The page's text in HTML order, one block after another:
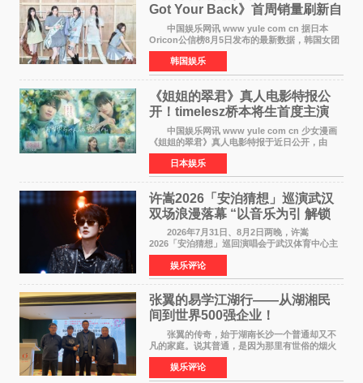
Got Your Back》首周销量刷新自
身纪录
中国娱乐网讯 www yule com cn 据日本
Oricon公信榜8月5日发布的最新数据，韩国女团
ILLIT在日本发行的第二张单曲《I Got Your
Back》首周销量达到71,009张，成功跻身最新一
期周单曲排行
韩国娱乐
《姐姐的翠君》真人电影特报公
开！timelesz桥本将生首度主演
12月4日上映
中国娱乐网讯 www yule com cn 少女漫画
《姐姐的翠君》真人电影特报于近日公开，由
timelesz成员桥本将生担任主演，这也是他首次
担任电影主演，引发高度关注。 女高中生咲
苗翠（中岛瑠菜
日本娱乐
许嵩2026「安泊猜想」巡演武汉
双场浪漫落幕 “以音乐为引 解锁
江城记忆”
2026年7月31日、8月2日两晚，许嵩
2026「安泊猜想」巡回演唱会于武汉体育中心主
体育场盛大开唱。许嵩与数万歌迷在此相聚，从
浪漫惬意的舞台设计到充满诚意与惊喜的现场互
动，共同开启了一场关于
娱乐评论
张翼的易学江湖行——从湖湘民
间到世界500强企业！
张翼的传奇，始于湖南长沙一个普通却又不
凡的家庭。说其普通，是因为那里有世俗的烟火
气；说其不凡，是因为家中有一位洞悉天地玄机
的长者——他的爷爷。作为当地的风水师，爷爷
是张翼走进易学
娱乐评论